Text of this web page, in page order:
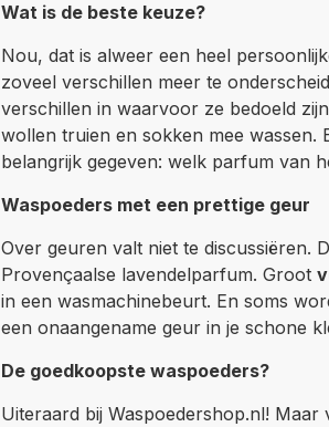
Wat is de beste keuze?
Nou, dat is alweer een heel
zoveel verschillen meer te
verschillen in waarvoor ze bedoeld
wollen truien en sokken mee wassen.
belangrijk gegeven: welk parfum van
Waspoeders met een prettige geur
Over geuren valt niet te discussiëren.
Provençaalse lavendelparfum. Groot
in een wasmachinebeurt. En soms
een onaangename geur in je schone
De goedkoopste waspoeders?
Uiteraard bij Waspoedershop.nl!